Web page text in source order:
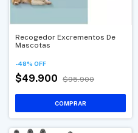
Recogedor Excrementos De
Mascotas
-48% OFF
$49.900 $95.900